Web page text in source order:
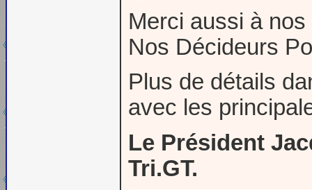
Merci aussi à
Nos Décideurs
Plus de détails
avec les
Le Président
Tri.GT.